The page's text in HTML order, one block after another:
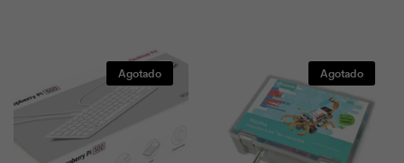
Agotado Agotado